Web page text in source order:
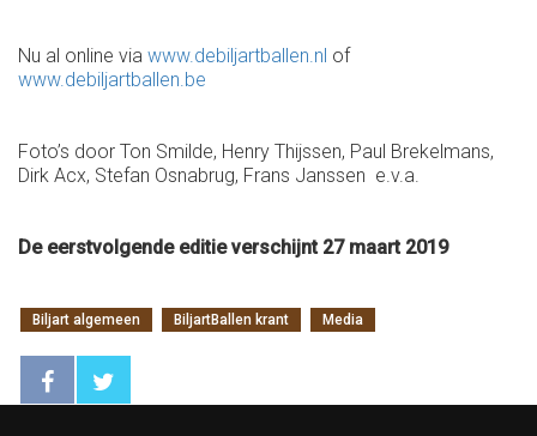
Nu al online via www.debiljartballen.nl of
www.debiljartballen.be
Foto’s door Ton Smilde, Henry Thijssen, Paul Brekelmans,
Dirk Acx, Stefan Osnabrug, Frans Janssen e.v.a.
De eerstvolgende editie verschijnt 27 maart 2019
Biljart algemeen BiljartBallen krant Media